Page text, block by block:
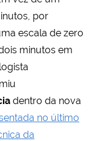
por
escala de zero
minutos em
dentro da nova
no último
da